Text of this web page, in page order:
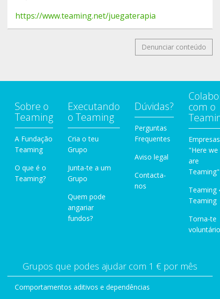
https://www.teaming.net/juegaterapia
Denunciar conteúdo
Sobre o
Teaming
A Fundação
Teaming
O que é o
Teaming?
Executando
o Teaming
Cria o teu
Grupo
Junta-te a um
Grupo
Quem pode
angariar
fundos?
Dúvidas?
Perguntas
Frequentes
Aviso legal
Contacta-
nos
com o
Empresas
"Here we
are
Teaming"
Teaming
Teaming
Torna-te
Grupos que podes ajudar com 1 € por mês
Comportamentos aditivos e dependências